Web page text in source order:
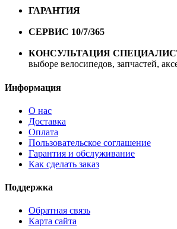
ГАРАНТИЯ
СЕРВИС 10/7/365
КОНСУЛЬТАЦИЯ
выборе велосипедов, запчастей,
Информация
О нас
Доставка
Оплата
Пользовательское соглашение
Гарантия и обслуживание
Как сделать заказ
Поддержка
Обратная связь
Карта сайта